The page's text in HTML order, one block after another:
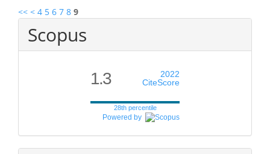
<< < 4 5 6 7 8 9
Scopus
1.3
2022
CiteScore
28th percentile
Powered by